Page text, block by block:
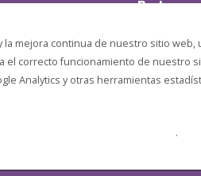
mejora continua de nuestro sitio
el correcto funcionamiento de nuestro
Analytics y otras herramientas
.
)
Redes